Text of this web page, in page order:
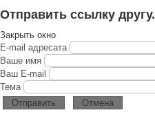
Отправить ссылку другу.
Закрыть окно
E-mail адресата
Ваше имя
Ваш E-mail
Тема
Отправить
Отмена